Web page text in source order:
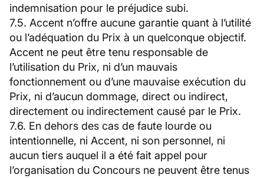
indemnisation pour le préjudice subi.
7.5. Accent n’offre aucune garantie quant à l’utilité
ou l’adéquation du Prix à un quelconque objectif.
Accent ne peut être tenu responsable de
l’utilisation du Prix, ni d’un mauvais
fonctionnement ou d’une mauvaise exécution du
Prix, ni d’aucun dommage, direct ou indirect,
directement ou indirectement causé par le Prix.
7.6. En dehors des cas de faute lourde ou
intentionnelle, ni Accent, ni son personnel, ni
aucun tiers auquel il a été fait appel pour
l’organisation du Concours ne peuvent être tenus